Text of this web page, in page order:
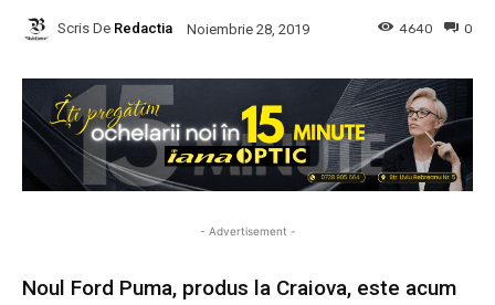
Scris De Redactia Noiembrie 28, 2019 0
4640
- Advertisement -
Noul Ford Puma, produs la Craiova, este acum